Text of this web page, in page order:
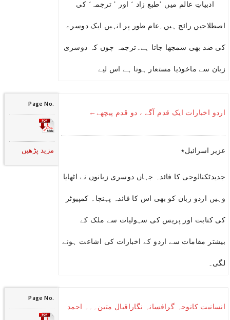
ادبیاتِ عالم میں ’طبع زاد ‘ اور ’ ترجمہ‘ کی
اصطلاحیں رائج ہیں۔عام طور پر انہیں ایک دوسرے
کی ضد بھی سمجھا جاتا ہے۔ترجمہ چوں کہ دوسری
زبان سے ماخوذیا مستعار ہوتا ہے اس لیے
اردو اخبارات ایک قدم آگے ، دو قدم پیچھے←
عزیر اسرائیل٭
جدیدٹکنالوجی کا فائدہ جہاں دوسری زبانوں نے اٹھایا
وہیں اردو زبان کو بھی اس کا فائدہ پہنچا۔ کمپیوٹر
کی کتابت اور پریس کی سہولیات سے ملک کے
بیشتر مقامات سے اردو کے اخبارات کی اشاعت ہونے
لگی۔
Page No.
مزید پڑھیں
انسانیت کانوحہ گرافسانہ نگاراقبال متین۔۔۔ احمد
Page No.